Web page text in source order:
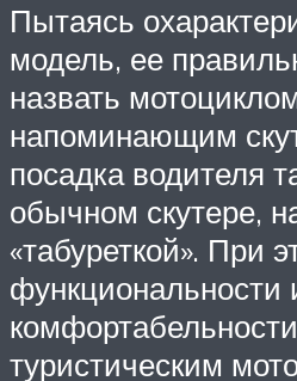
Пытаясь
модель, ее
назвать
напоминающим
посадка водителя
обычном скутере,
«табуреткой». При
функциональности
туристическим